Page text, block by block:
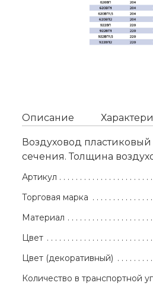
Описание
Воздуховод
сечения. Толщина
Артикул
Торговая марка
Материал
Цвет
Цвет (декоративный)
Количество в транспортной